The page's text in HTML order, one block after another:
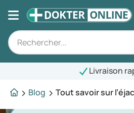
Blog
Tout savoir sur